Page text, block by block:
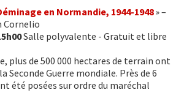
en Normandie, 1944-1948» –
Cornelio
Salle polyvalente - Gratuit et libre
plus de 500 000 hectares de terrain ont
Seconde Guerre mondiale. Près de 6
été posées sur ordre du maréchal